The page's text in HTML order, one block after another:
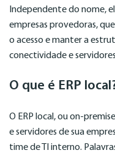
Independente do nome,
empresas provedoras,
o acesso e manter a
conectividade e
O que é ERP
O ERP local, ou on-
e servidores de sua
time de TI interno.